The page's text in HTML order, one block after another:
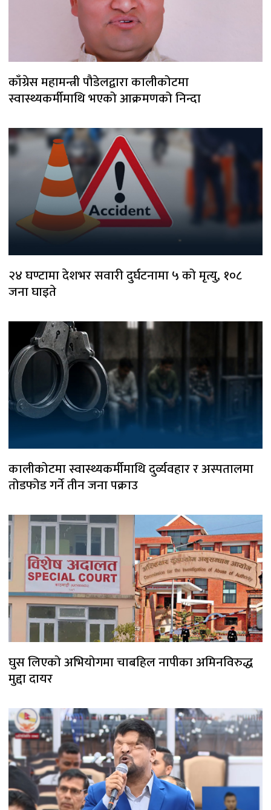
काँग्रेस महामन्त्री पौडेलद्वारा कालीकोटमा
स्वास्थ्यकर्मीमाथि भएको आक्रमणको निन्दा
२४ घण्टामा देशभर सवारी दुर्घटनामा ५ को मृत्यु, १०८
जना घाइते
कालीकोटमा स्वास्थ्यकर्मीमाथि दुर्व्यवहार र अस्पतालमा
तोडफोड गर्ने तीन जना पक्राउ
घुस लिएको अभियोगमा चाबहिल नापीका अमिनविरुद्ध
मुद्दा दायर